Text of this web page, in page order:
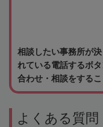
相談したい事務所が
れている電話するボ
合わせ・相談をするこ
よくある質問